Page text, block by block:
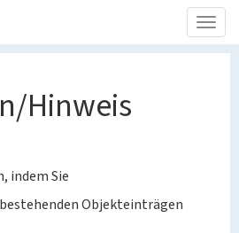
Hinweis
indem Sie
Objekteinträgen